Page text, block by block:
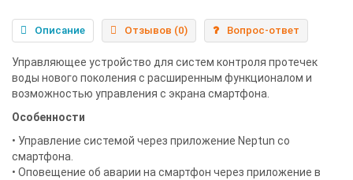
Описание Отзывов (0) Вопрос-ответ
Управляющее устройство для систем контроля протечек
воды нового поколения с расширенным функционалом и
возможностью управления с экрана смартфона.
Особенности
• Управление системой через приложение Neptun со
смартфона.
• Оповещение об аварии на смартфон через приложение в